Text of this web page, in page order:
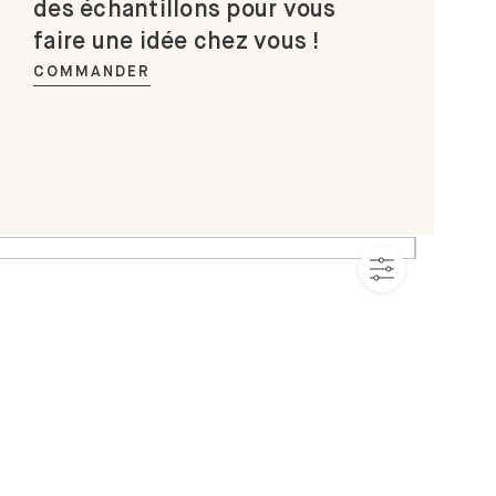
des échantillons pour vous
faire une idée chez vous !
COMMANDER